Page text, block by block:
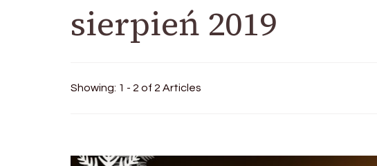
sierpień 2019
Showing: 1 - 2 of 2 Articles